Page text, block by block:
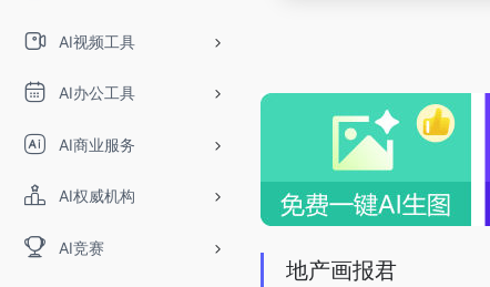
AI视频工具
AI办公工具
AI商业服务
AI权威机构
AI竞赛
地产画报君